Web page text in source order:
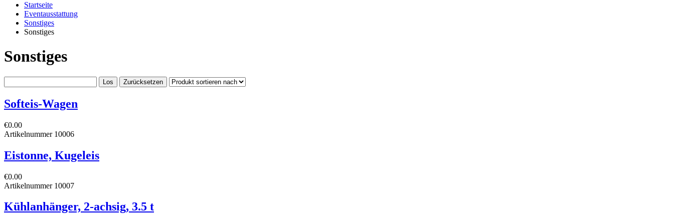
Startseite
Eventausstattung
Sonstiges
Sonstiges
Sonstiges
Softeis-Wagen
€0.00
Artikelnummer 10006
Eistonne, Kugeleis
€0.00
Artikelnummer 10007
Kühlanhänger, 2-achsig, 3.5 t